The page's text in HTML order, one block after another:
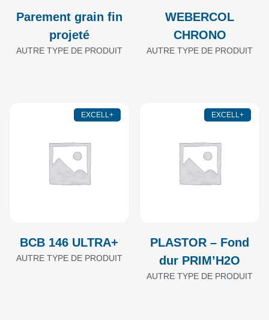
Parement grain fin
projeté
AUTRE TYPE DE PRODUIT
WEBERCOL
CHRONO
AUTRE TYPE DE PRODUIT
EXCELL+
BCB 146 ULTRA+
AUTRE TYPE DE PRODUIT
EXCELL+
PLASTOR – Fond
dur PRIM’H2O
AUTRE TYPE DE PRODUIT